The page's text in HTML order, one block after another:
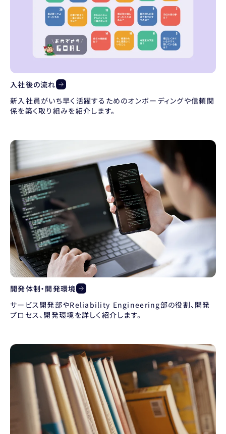
入社後の流れ
新入社員がいち早く活躍するためのオンボーディングや信頼関
係を築く取り組みを紹介します。
開発体制・開発環境
サービス開発部やReliability Engineering部の役割、開発
プロセス、開発環境を詳しく紹介します。